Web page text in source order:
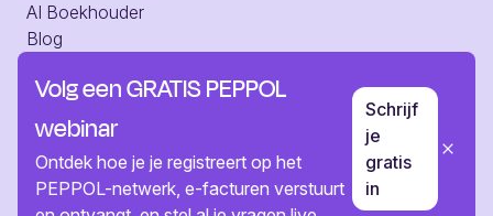
Volg een GRATIS PEPPOL
webinar
Ontdek hoe je je registreert op het
PEPPOL-netwerk, e-facturen verstuurt
Schrijf
je
gratis
in
AI Boekhouder
Blog
Web toegang
Pers